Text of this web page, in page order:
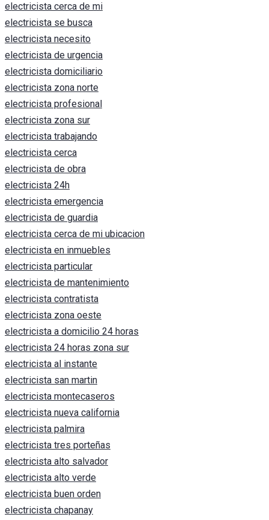
electricista cerca de mi
electricista se busca
electricista necesito
electricista de urgencia
electricista domiciliario
electricista zona norte
electricista profesional
electricista zona sur
electricista trabajando
electricista cerca
electricista de obra
electricista 24h
electricista emergencia
electricista de guardia
electricista cerca de mi ubicacion
electricista en inmuebles
electricista particular
electricista de mantenimiento
electricista contratista
electricista zona oeste
electricista a domicilio 24 horas
electricista 24 horas zona sur
electricista al instante
electricista san martin
electricista montecaseros
electricista nueva california
electricista palmira
electricista tres porteñas
electricista alto salvador
electricista alto verde
electricista buen orden
electricista chapanay